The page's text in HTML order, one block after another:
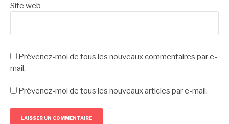
Site web
Prévenez-moi de tous les nouveaux commentaires par e-
mail.
Prévenez-moi de tous les nouveaux articles par e-mail.